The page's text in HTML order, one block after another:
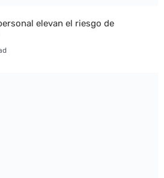
elevan el riesgo de